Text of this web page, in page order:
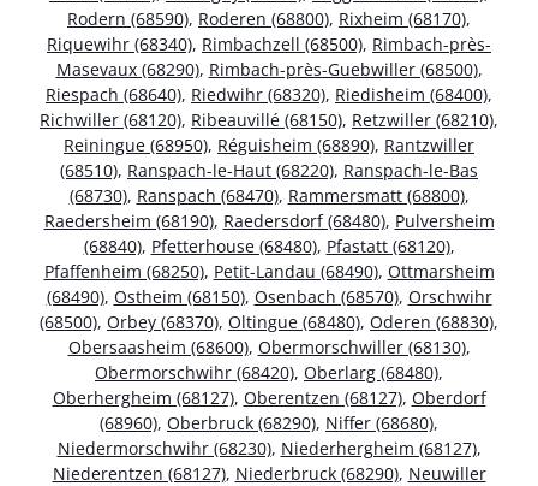
Rodern (68590), Roderen (68800), Rixheim (68170),
Riquewihr (68340), Rimbachzell (68500), Rimbach-près-
Masevaux (68290), Rimbach-près-Guebwiller (68500),
Riespach (68640), Riedwihr (68320), Riedisheim (68400),
Richwiller (68120), Ribeauvillé (68150), Retzwiller (68210),
Reiningue (68950), Réguisheim (68890), Rantzwiller
(68510), Ranspach-le-Haut (68220), Ranspach-le-Bas
(68730), Ranspach (68470), Rammersmatt (68800),
Raedersheim (68190), Raedersdorf (68480), Pulversheim
(68840), Pfetterhouse (68480), Pfastatt (68120),
Pfaffenheim (68250), Petit-Landau (68490), Ottmarsheim
(68490), Ostheim (68150), Osenbach (68570), Orschwihr
(68500), Orbey (68370), Oltingue (68480), Oderen (68830),
Obersaasheim (68600), Obermorschwiller (68130),
Obermorschwihr (68420), Oberlarg (68480),
Oberhergheim (68127), Oberentzen (68127), Oberdorf
(68960), Oberbruck (68290), Niffer (68680),
Niedermorschwihr (68230), Niederhergheim (68127),
Niederentzen (68127), Niederbruck (68290), Neuwiller